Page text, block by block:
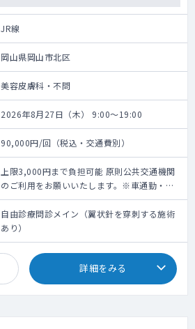
JR線
岡山県岡山市北区
美容皮膚科・不問
2026年8月27日（木） 9:00～19:00
90,000円/回（税込・交通費別）
上限3,000円まで負担可能 原則公共交通機関
のご利用をお願いいたします。※車通勤・タ
クシー利用要相談
自由診療問診メイン（翼状針を穿刺する施術
あり）
詳細をみる